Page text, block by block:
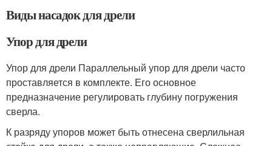
Виды насадок для дрели
Упор для дрели
Упор для дрели Параллельный упор для дрели часто
проставляется в комплекте. Его основное
предназначение регулировать глубину погружения
сверла.
К разряду упоров может быть отнесена сверлильная